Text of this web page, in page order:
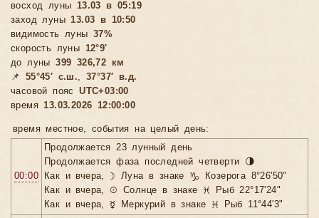
восход луны 13.03 в 05:19
заход луны13.03 в 10:50
видимость луны 37%
скорость луны 12°9'
до луны399 326,72 км
📌 55°45′ с.ш.,37°37′ в.д.
часовой поясUTC+03:00
время13.03.2026 12:00:00
время местное, cобытия на целый день:
00:00
Продолжается 23 лунный день
Продолжается фаза последней четверти 🌗
Как и вчера, ☽ Луна в знаке ♑ Козерога 8°26'50"
Как и вчера, ☉ Солнце в знаке ♓ Рыб 22°17'24"
Как и вчера, ☿ Меркурий в знаке ♓ Рыб 11°44'3"